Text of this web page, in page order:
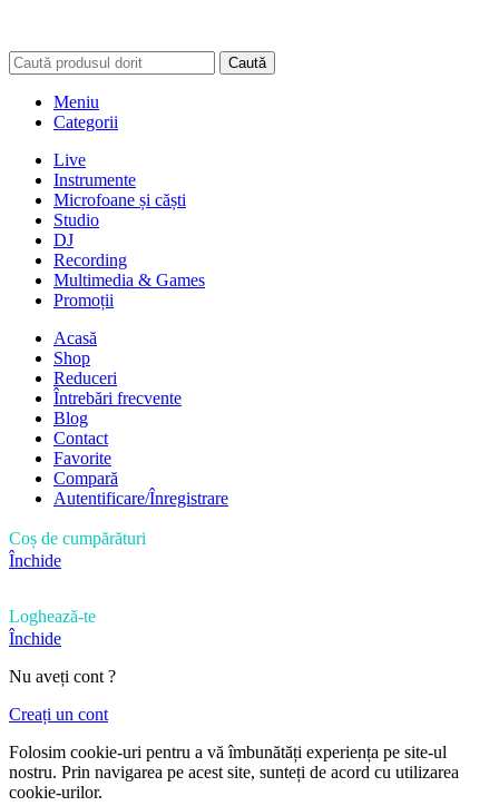
Caută
Meniu
Categorii
Live
Instrumente
Microfoane și căști
Studio
DJ
Recording
Multimedia & Games
Promoții
Acasă
Shop
Reduceri
Întrebări frecvente
Blog
Contact
Favorite
Compară
Autentificare/Înregistrare
Coș de cumpărături
Închide
Loghează-te
Închide
Nu aveți cont ?
Creați un cont
Folosim cookie-uri pentru a vă îmbunătăți experiența pe site-ul
nostru. Prin navigarea pe acest site, sunteți de acord cu utilizarea
cookie-urilor.